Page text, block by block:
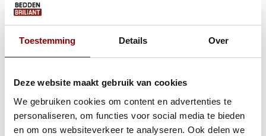
Toestemming Details Over
Deze website maakt gebruik van cookies
We gebruiken cookies om content en advertenties te
personaliseren, om functies voor social media te bieden
en om ons websiteverkeer te analyseren. Ook delen we
Ca. 6 tot 8 weken
999 499 399 199
Reviews